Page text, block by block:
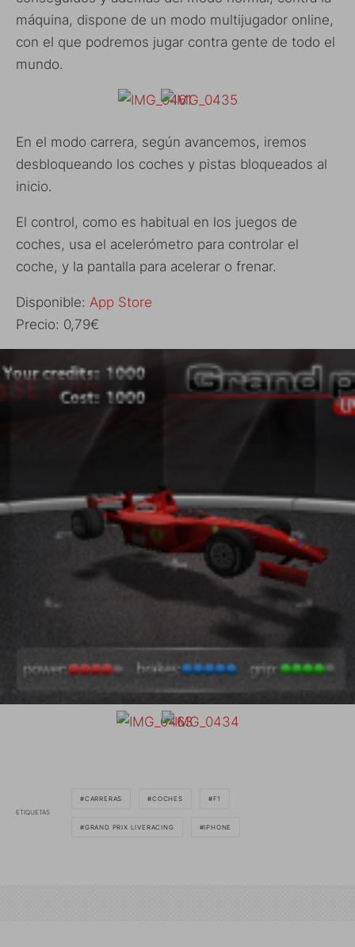
máquina, dispone de un modo multijugador online,
con el que podremos jugar contra gente de todo el
mundo.
En el modo carrera, según avancemos, iremos
desbloqueando los coches y pistas bloqueados al
inicio.
El control, como es habitual en los juegos de
coches, usa el acelerómetro para controlar el
coche, y la pantalla para acelerar o frenar.
Disponible: App Store
Precio: 0,79€
ETIQUETAS
CARRERAS COCHES F1
GRAND PRIX LIVERACING IPHONE